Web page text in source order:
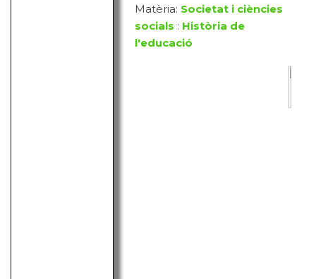
Matèria: Societat i ciències
socials : Història de
l'educació